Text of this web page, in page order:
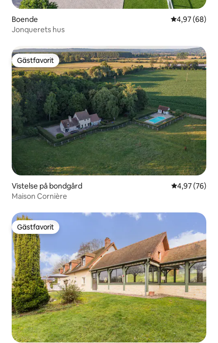
Boende 4,97 av 5 i
4,97 (68)
Jonquerets hus
Gästfavorit
Gästfavorit
Vistelse på bondgård 4,97 av 5 i
4,97 (76)
Maison Cornière
Gästfavorit
Gästfavorit